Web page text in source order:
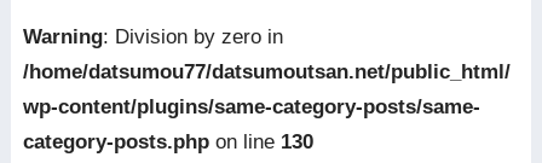
Warning: Division by zero in
/home/datsumou77/datsumoutsan.net/public_html/
wp-content/plugins/same-category-posts/same-
category-posts.phpon line 130